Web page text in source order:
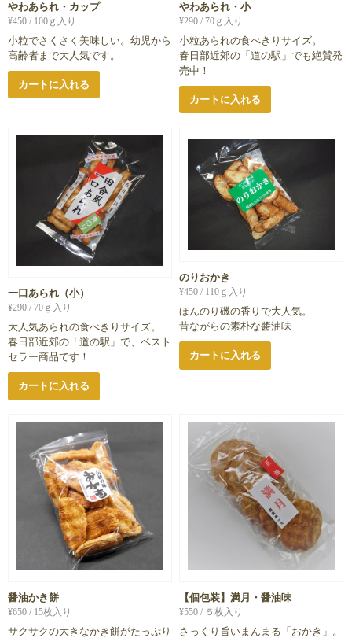
やわあられ・カップ
¥450 / 100ｇ入り
小粒でさくさく美味しい。幼児から
高齢者まで大人気です。
カートに入れる
やわあられ・小
¥290 / 70ｇ入り
小粒あられの食べきりサイズ。
春日部近郊の「道の駅」でも絶賛発
売中！
カートに入れる
一口あられ（小）
¥290 / 70ｇ入り
大人気あられの食べきりサイズ。
春日部近郊の「道の駅」で、ベスト
セラー商品です！
カートに入れる
のりおかき
¥450 / 110ｇ入り
ほんのり磯の香りで大人気。
昔ながらの素朴な醬油味
カートに入れる
醤油かき餅
¥650 / 15枚入り
サクサクの大きなかき餅がたっぷり
【個包装】満月・醤油味
¥550 / ５枚入り
さっくり旨いまんまる「おかき」。